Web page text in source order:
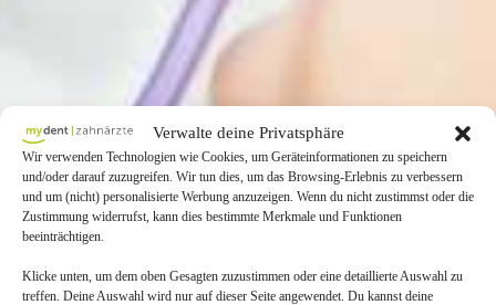
Verwalte deine Privatsphäre
Wir verwenden Technologien wie Cookies, um Geräteinformationen zu speichern
und/oder darauf zuzugreifen. Wir tun dies, um das Browsing-Erlebnis zu verbessern
und um (nicht) personalisierte Werbung anzuzeigen. Wenn du nicht zustimmst oder die
Zustimmung widerrufst, kann dies bestimmte Merkmale und Funktionen
beeinträchtigen.
Klicke unten, um dem oben Gesagten zuzustimmen oder eine detaillierte Auswahl zu
treffen. Deine Auswahl wird nur auf dieser Seite angewendet. Du kannst deine